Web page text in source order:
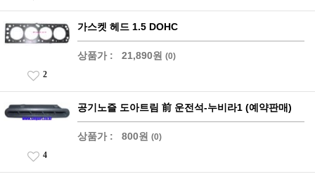
가스켓 헤드 1.5 DOHC
상품가 : 21,890원 (0)
2
공기노즐 도아트림 前 운전석-누비라1 (예약판매)
상품가 : 800원 (0)
4